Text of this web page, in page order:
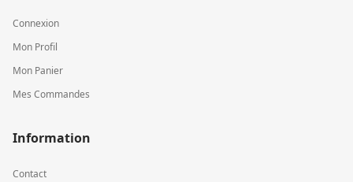
Connexion
Mon Profil
Mon Panier
Mes Commandes
Information
Contact